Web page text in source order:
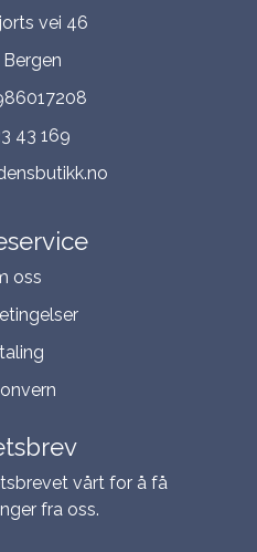
vei 46
43 169
oss
vårt for å få
fra oss.